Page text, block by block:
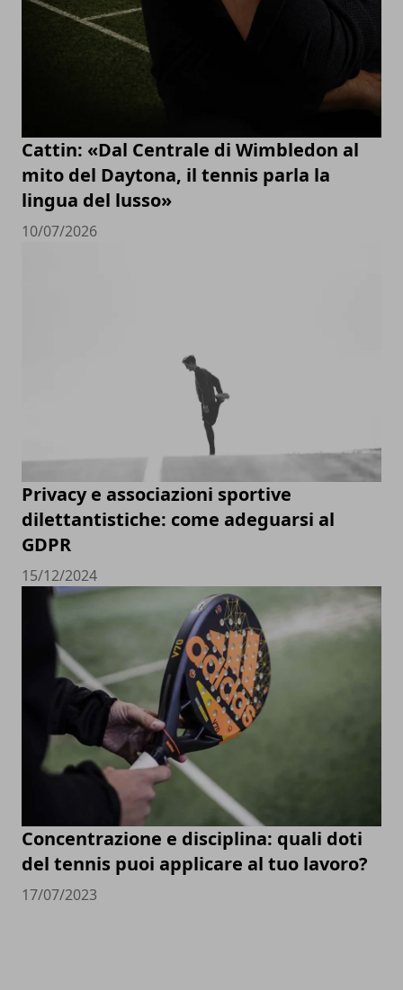
Cattin: «Dal Centrale di Wimbledon al
mito del Daytona, il tennis parla la
lingua del lusso»
10/07/2026
Privacy e associazioni sportive
dilettantistiche: come adeguarsi al
GDPR
15/12/2024
Concentrazione e disciplina: quali doti
del tennis puoi applicare al tuo lavoro?
17/07/2023